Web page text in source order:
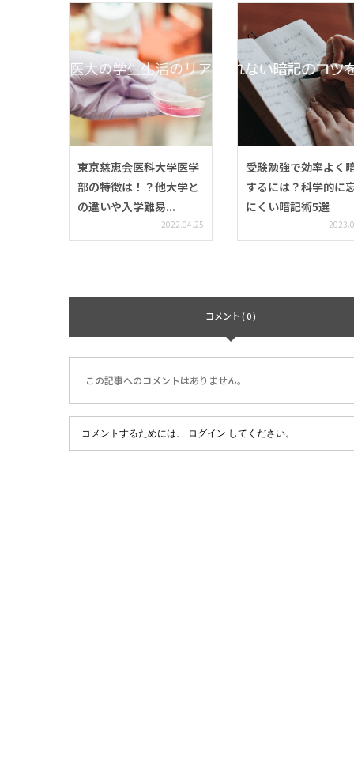
東京慈恵会医科大学医学
部の特徴は！？他大学と
の違いや入学難易...
2022.04.25
受験勉強で効率よく
するには？科学的に
にくい暗記術5選
コメント ( 0 )
この記事へのコメントはありません。
コメントするためには、 ログイン してください。